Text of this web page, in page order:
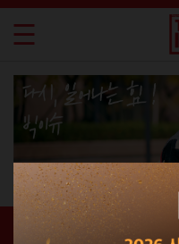
신간 · 과월호